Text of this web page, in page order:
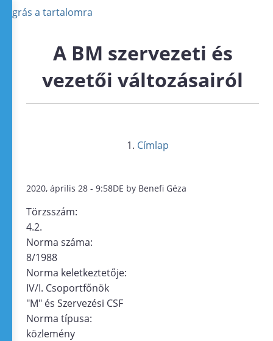
Ugrás a tartalomra
A BM szervezeti és
vezetői változásairól
Címlap
2020, április 28 - 9:58DE by Benefi Géza
Törzsszám:
4.2.
Norma száma:
8/1988
Norma keletkeztetője:
IV/I. Csoportfőnök
"M" és Szervezési CSF
Norma típusa:
közlemény